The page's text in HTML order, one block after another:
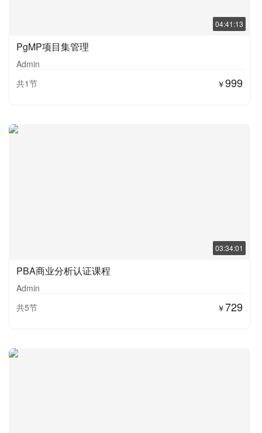
04:41:13
PgMP项目集管理
Admin
共1节
￥999
03:34:01
PBA商业分析认证课程
Admin
共5节
￥729